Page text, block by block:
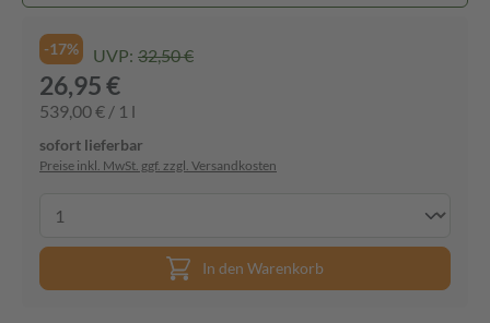
-17% UVP: 32,50 €
26,95 €
539,00 € / 1 l
sofort lieferbar
Preise inkl. MwSt. ggf. zzgl. Versandkosten
In den Warenkorb